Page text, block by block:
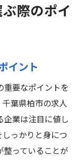
際のポイ
イント
要なポイントを
葉県柏市の求人
業は注目に値し
っかりと身につ
っていることが